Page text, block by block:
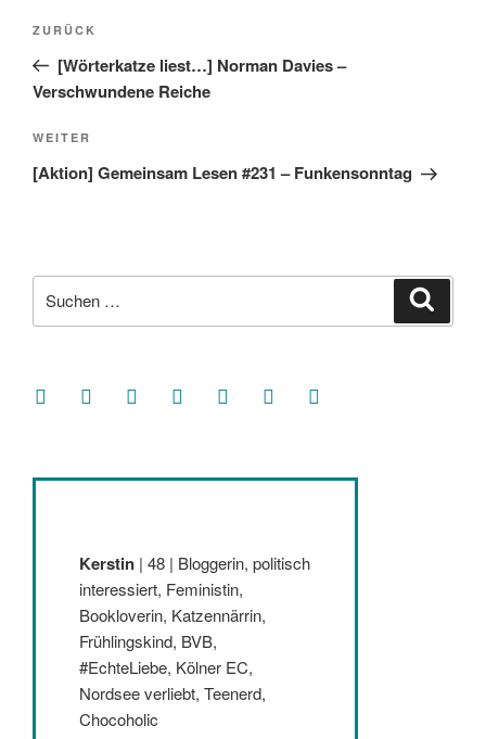
Beitragsnavigation
Vorheriger
Beitrag
ZURÜCK
[Wörterkatze liest…] Norman Davies –
Verschwundene Reiche
Nächster
Beitrag
WEITER
[Aktion] Gemeinsam Lesen #231 – Funkensonntag
nach:
facebooksoundcloud
twitter mastodoninstagramthreads goodreads
Kerstin | 48 | Bloggerin, politisch
interessiert, Feministin,
Bookloverin, Katzennärrin,
Frühlingskind, BVB,
#EchteLiebe, Kölner EC,
Nordsee verliebt, Teenerd,
Chocoholic